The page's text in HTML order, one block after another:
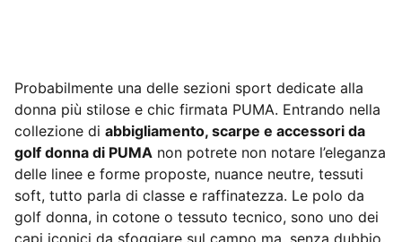
Probabilmente una delle sezioni sport dedicate alla
donna più stilose e chic firmata PUMA. Entrando nella
collezione di abbigliamento, scarpe e accessori da
golf donna di PUMA non potrete non notare l’eleganza
delle linee e forme proposte, nuance neutre, tessuti
soft, tutto parla di classe e raffinatezza. Le polo da
golf donna, in cotone o tessuto tecnico, sono uno dei
capi iconici da sfoggiare sul campo ma, senza dubbio,